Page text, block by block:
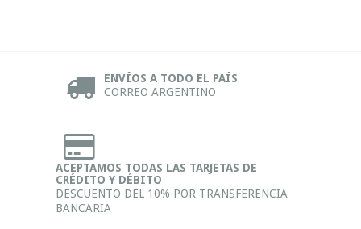
ENVÍOS A TODO EL PAÍS
CORREO ARGENTINO
ACEPTAMOS TODAS LAS TARJETAS DE
CRÉDITO Y DÉBITO
DESCUENTO DEL 10% POR TRANSFERENCIA
BANCARIA